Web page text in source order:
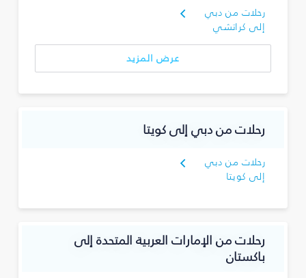
رحلات من دبي
إلى كراتشي
عرض المزيد
رحلات من دبي إلى كويتا
رحلات من دبي
إلى كويتا
رحلات من الإمارات العربية المتحدة إلى
باكستان